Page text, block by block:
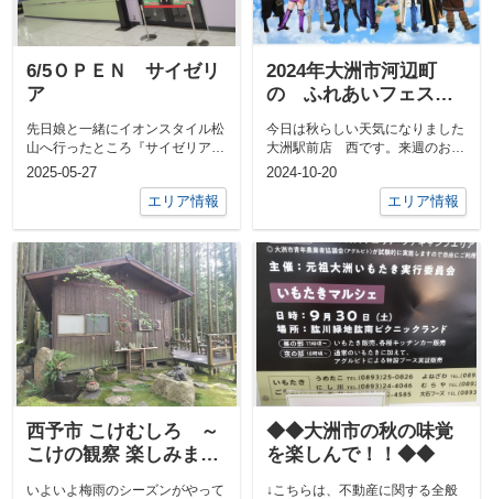
6/5ＯＰＥＮ サイゼリ
ア
先日娘と一緒にイオンスタイル松
山へ行ったところ『サイゼリア』
が完成していて「えっ、完成しと
2025-05-27
エリア情報
2024年大洲市河辺町
の ふれあいフェス
す、愛媛プロレスもく
るよー。
今日は秋らしい天気になりました
大洲駅前店 西です。来週のお話
ですが私の地元大洲市河辺町で河
2024-10-20
エリア情報
西予市 こけむしろ ～
こけの観察 楽しみまし
いよいよ梅雨のシーズンがやって
◆◆大洲市の秋の味覚
を楽しんで！！◆◆
↓こちらは、不動産に関する全般